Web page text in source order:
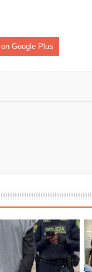
Google Plus